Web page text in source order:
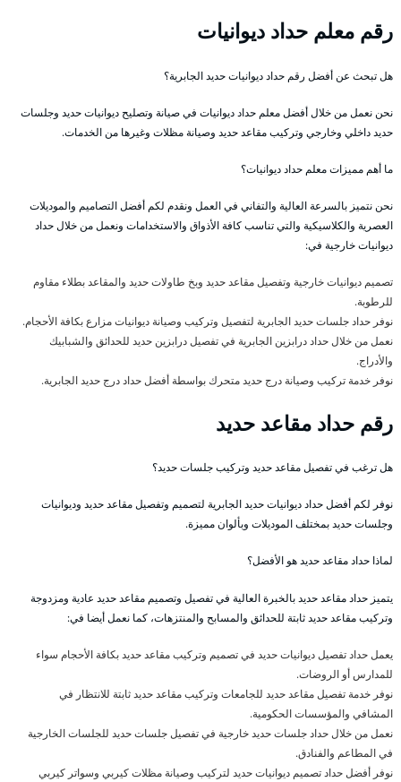
رقم معلم حداد ديوانيات
هل تبحث عن أفضل رقم حداد ديوانيات حديد الجابرية؟
نحن نعمل من خلال أفضل معلم حداد ديوانيات في صيانة وتصليح ديوانيات حديد وجلسات
حديد داخلي وخارجي وتركيب مقاعد حديد وصيانة مظلات وغيرها من الخدمات.
ما أهم مميزات معلم حداد ديوانيات؟
نحن نتميز بالسرعة العالية والتفاني في العمل ونقدم لكم أفضل التصاميم والموديلات
العصرية والكلاسيكية والتي تناسب كافة الأذواق والاستخدامات ونعمل من خلال حداد
ديوانيات خارجية في:
تصميم ديوانيات خارجية وتفصيل مقاعد حديد وبخ طاولات حديد والمقاعد بطلاء مقاوم
للرطوبة.
نوفر حداد جلسات حديد الجابرية لتفصيل وتركيب وصيانة ديوانيات مزارع بكافة الأحجام.
نعمل من خلال حداد درابزين الجابرية في تفصيل درابزين حديد للحدائق والشبابيك
والأدراج.
نوفر خدمة تركيب وصيانة درج حديد متحرك بواسطة أفضل حداد درج حديد الجابرية.
رقم حداد مقاعد حديد
هل ترغب في تفصيل مقاعد حديد وتركيب جلسات حديد؟
نوفر لكم أفضل حداد ديوانيات حديد الجابرية لتصميم وتفصيل مقاعد حديد وديوانيات
وجلسات حديد بمختلف الموديلات وبألوان مميزة.
لماذا حداد مقاعد حديد هو الأفضل؟
يتميز حداد مقاعد حديد بالخبرة العالية في تفصيل وتصميم مقاعد حديد عادية ومزدوجة
وتركيب مقاعد حديد ثابتة للحدائق والمسابح والمنتزهات، كما نعمل أيضا في:
يعمل حداد تفصيل ديوانيات حديد في تصميم وتركيب مقاعد حديد بكافة الأحجام سواء
للمدارس أو الروضات.
نوفر خدمة تفصيل مقاعد حديد للجامعات وتركيب مقاعد حديد ثابتة للانتظار في
المشافي والمؤسسات الحكومية.
نعمل من خلال حداد جلسات حديد خارجية في تفصيل جلسات حديد للجلسات الخارجية
في المطاعم والفنادق.
نوفر أفضل حداد تصميم ديوانيات حديد لتركيب وصيانة مظلات كيربي وسواتر كيربي